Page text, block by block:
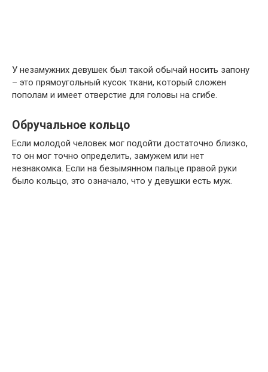
У незамужних девушек был такой обычай носить запону
– это прямоугольный кусок ткани, который сложен
пополам и имеет отверстие для головы на сгибе.
Обручальное кольцо
Если молодой человек мог подойти достаточно близко,
то он мог точно определить, замужем или нет
незнакомка. Если на безымянном пальце правой руки
было кольцо, это означало, что у девушки есть муж.